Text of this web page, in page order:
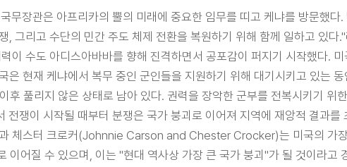
장관은 아프리카의 뿔의 미래에 중요한 임무를 띠고 케냐를 방문했다.
, 그리고 수단의 민간 주도 체제 전환을 복원하기 위해 함께 일하고 있
이 수도 아디스아바바를 향해 진격하면서 공포감이 퍼지기 시작했다.
은 현재 케냐에서 복무 중인 군인들을 지원하기 위해 대기시키고 있는
후 풀리지 않은 상태로 남아 있다. 권력을 장악한 군부를 전복시키기 위
쟁이 시작될 때부터 분쟁은 국가 붕괴로 이어져 지역에 재앙적 결과
체스터 크로커(Johnnie Carson and Chester Crocker)는 미국의 가
이어질 수 있으며, 이는 "현대 역사상 가장 큰 국가 붕괴"가 될 것이라고